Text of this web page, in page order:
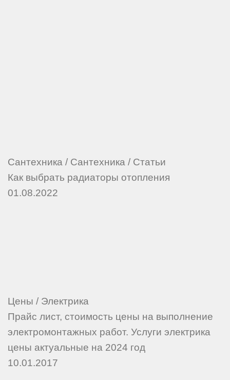
Сантехника / Сантехника / Статьи
Как выбрать радиаторы отопления
01.08.2022
Цены / Электрика
Прайс лист, стоимость цены на выполнение
электромонтажных работ. Услуги электрика
цены актуальные на 2024 год
10.01.2017